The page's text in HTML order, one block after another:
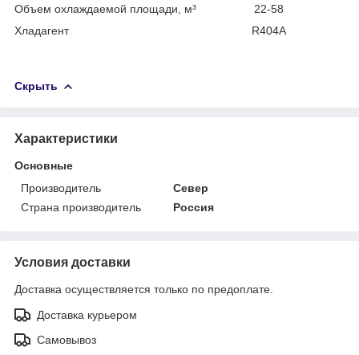
Объем охлаждаемой площади, м³ 22-58
Хладагент R404A
Скрыть
Характеристики
Основные
Производитель
Север
Страна производитель
Россия
Условия доставки
Доставка осуществляется только по предоплате.
Доставка курьером
Самовывоз